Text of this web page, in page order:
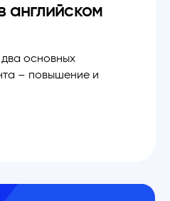
английском
два основных
– повышение и